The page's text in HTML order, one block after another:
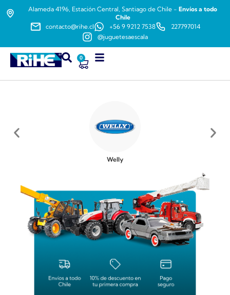
Alameda 4196, Estación Central, Santiago de Chile - Envíos a todo
Chile
contacto@rihe.cl
+56 9 9212 7538
227797014
@juguetesaescala
0
Welly